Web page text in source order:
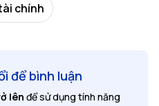
chính
để bình luận
lên để sử dụng tính năng